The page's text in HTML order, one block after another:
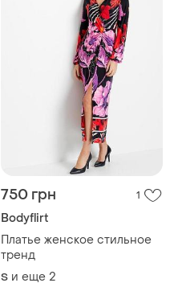
750 грн 1
Bodyflirt
Платье женское стильное
тренд
S и еще 2